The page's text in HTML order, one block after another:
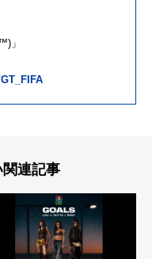
」
GT_FIFA
連記事